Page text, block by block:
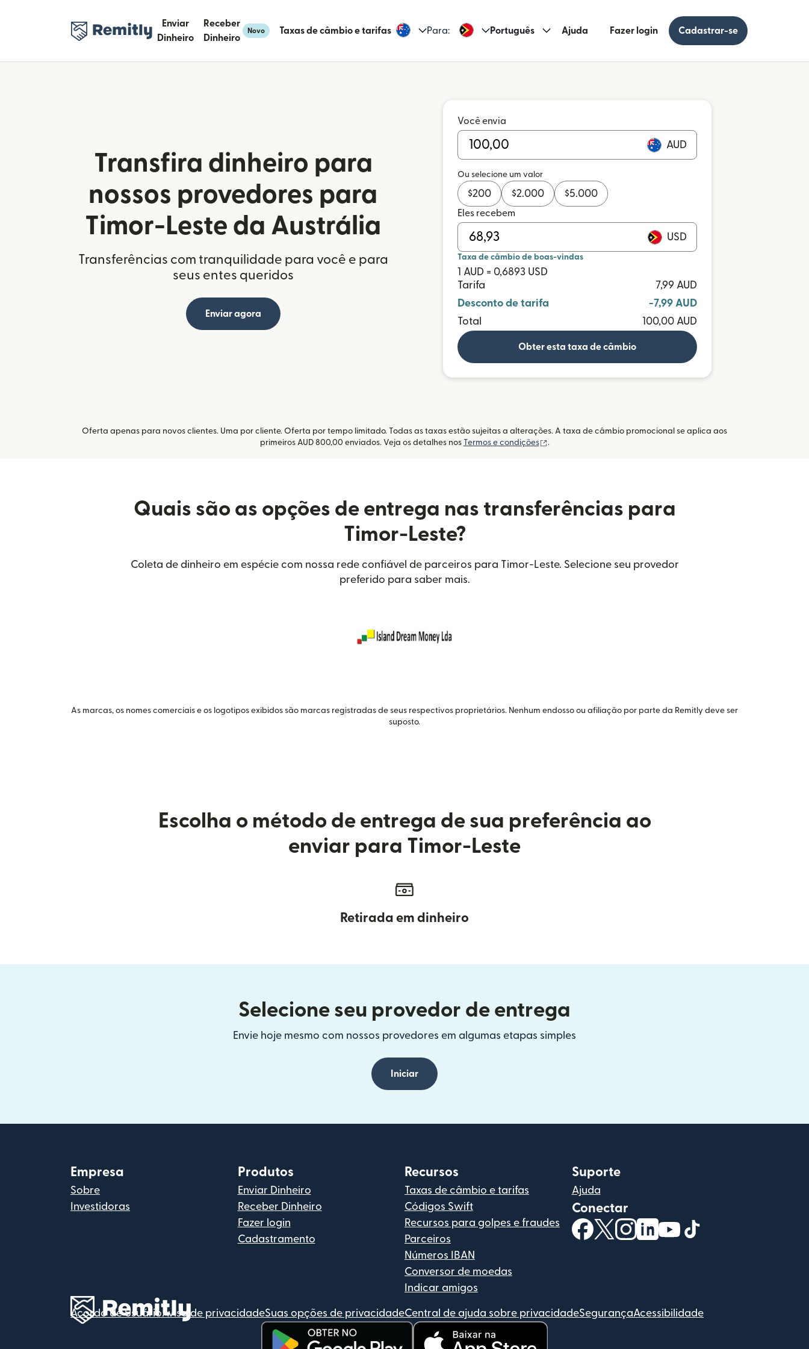
Enviar
Dinheiro
Receber
Dinheiro
Novo Taxas de câmbio e tarifas Para: Português Ajuda Fazer login Cadastrar-se
Transfira dinheiro para
nossos provedores para
Timor-Leste da Austrália
Transferências com tranquilidade para você e para
seus entes queridos
Enviar agora
Você envia
AUD
Ou selecione um valor
$200 $2.000 $5.000
Eles recebem
USD
Taxa de câmbio de boas-vindas
1 AUD = 0,6893 USD
Tarifa
7,99 AUD
Desconto de tarifa
-7,99 AUD
Total
100,00 AUD
Obter esta taxa de câmbio
Oferta apenas para novos clientes. Uma por cliente. Oferta por tempo limitado. Todas as taxas estão sujeitas a alterações. A taxa de câmbio promocional se aplica aos
primeiros AUD 800,00 enviados. Veja os detalhes nos Termos e condições (abre em uma nova janela)
.
Quais são as opções de entrega nas transferências para
Timor-Leste?
Coleta de dinheiro em espécie com nossa rede confiável de parceiros para Timor-Leste. Selecione seu provedor
preferido para saber mais.
As marcas, os nomes comerciais e os logotipos exibidos são marcas registradas de seus respectivos proprietários. Nenhum endosso ou afiliação por parte da Remitly deve ser
suposto.
Escolha o método de entrega de sua preferência ao
enviar para Timor-Leste
Retirada em dinheiro
Selecione seu provedor de entrega
Envie hoje mesmo com nossos provedores em algumas etapas simples
Iniciar
Empresa
Sobre
Investidoras
Produtos
Enviar Dinheiro
Receber Dinheiro
Fazer login
Cadastramento
Recursos
Taxas de câmbio e tarifas
Códigos Swift
Recursos para golpes e fraudes
Parceiros
Números IBAN
Conversor de moedas
Indicar amigos
Suporte
Ajuda
Conectar
(abre em uma nova janela)
(abre em uma nova janela)
(abre em uma nova janela)
(abre em uma nova janela)
(abre em uma nova
Acordo de UsuárioAviso de privacidadeSuas opções de privacidadeCentral de ajuda sobre privacidadeSegurançaAcessibilidade